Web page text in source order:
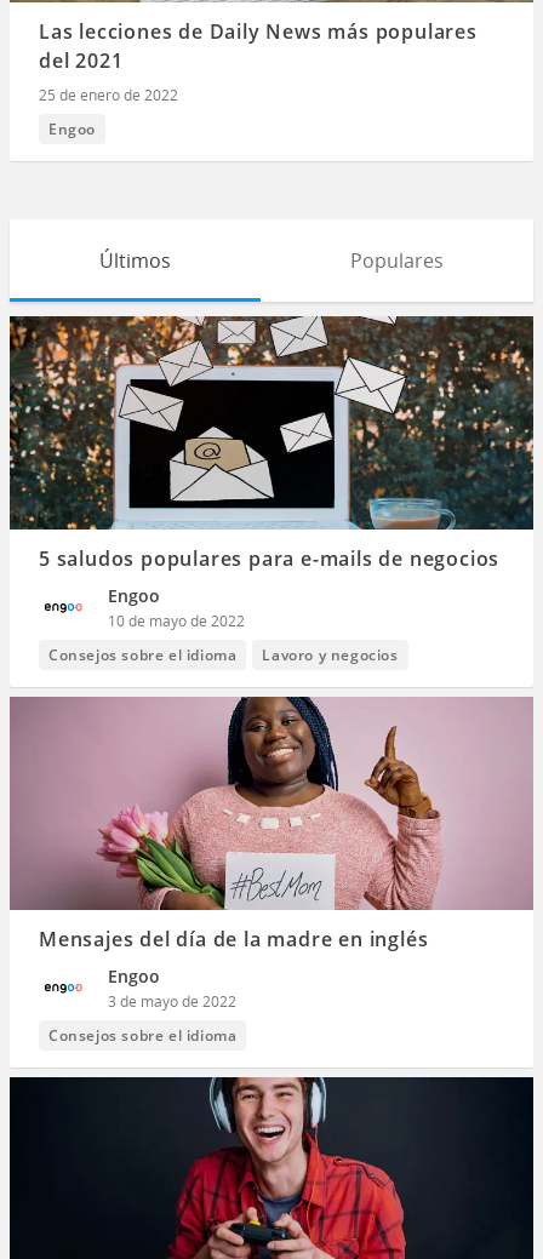
Las lecciones de Daily News más populares
del 2021
25 de enero de 2022
Engoo
Últimos Populares
5 saludos populares para e-mails de negocios
Engoo
10 de mayo de 2022
Consejos sobre el idioma
Lavoro y negocios
Mensajes del día de la madre en inglés
Engoo
3 de mayo de 2022
Consejos sobre el idioma